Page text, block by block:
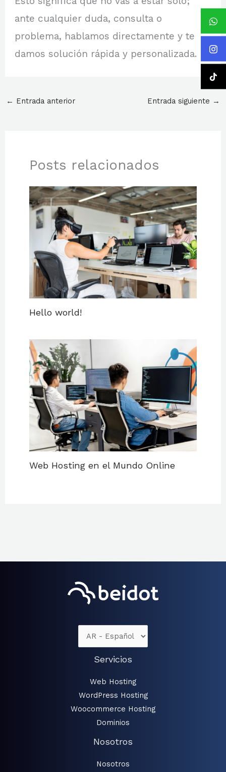
ante cualquier duda, consulta o
problema, hablamos directamente y te
damos solución rápida y personalizada.
← Entrada anterior Entrada siguiente →
Posts relacionados
Hello world!
Web Hosting en el Mundo Online
Servicios
Web Hosting
WordPress Hosting
Woocommerce Hosting
Dominios
Nosotros
Nosotros